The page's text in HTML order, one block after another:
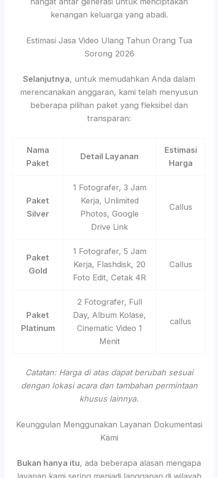
kenangan keluarga yang abadi.
Estimasi Jasa Video Ulang Tahun Orang Tua
Sorong 2026
Selanjutnya, untuk memudahkan Anda dalam
merencanakan anggaran, kami telah menyusun
beberapa pilihan paket yang fleksibel dan
transparan:
Nama
Paket
Detail Layanan
Estimasi
Harga
Paket
Silver
1 Fotografer, 3 Jam
Kerja, Unlimited
Photos, Google
Drive Link
Callus
Paket
Gold
1 Fotografer, 5 Jam
Kerja, Flashdisk, 20
Foto Edit, Cetak 4R
Callus
Paket
Platinum
2 Fotografer, Full
Day, Album Kolase,
Cinematic Video 1
Menit
callus
Catatan: Harga di atas dapat berubah sesuai
dengan lokasi acara dan tambahan permintaan
khusus lainnya.
Keunggulan Menggunakan Layanan Dokumentasi
Kami
Bukan hanya itu, ada beberapa alasan mengapa
layanan kami sering menjadi langganan di wilayah